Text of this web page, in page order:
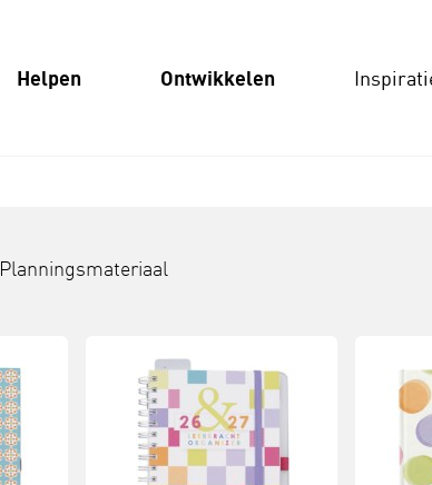
Helpen Ontwikkelen
Planningsmateriaal